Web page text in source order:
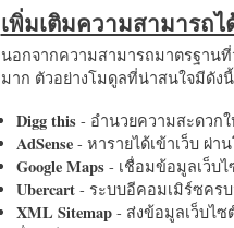
เพิ่มเติมความสามารถ
นอกจากความสามารถมาตรฐานที่
มาก ตัวอย่างโมดูลที่น่าสนใจมีดังนี้
Digg this- อำนวยความสะดวกใ
AdSense- หารายได้เข้าเว็บ ผ่า
Google Maps- เชื่อมข้อมูลเว็บไ
Ubercart- ระบบอีคอมเมิร์ซครบ
XML Sitemap- ส่งข้อมูลเว็บไซ